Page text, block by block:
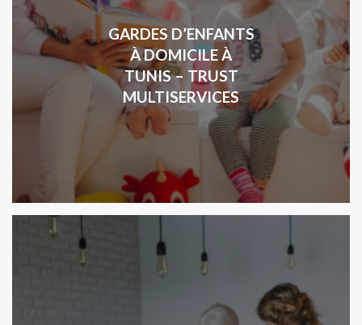
GARDES D’ENFANTS
À DOMICILE À
TUNIS – TRUST
MULTISERVICES